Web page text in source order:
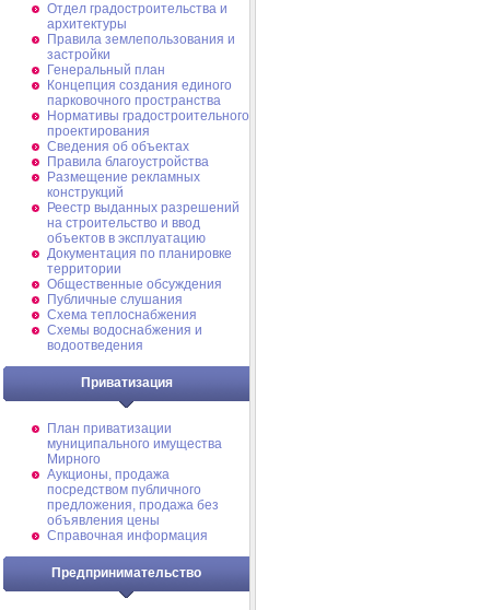
Отдел градостроительства и
архитектуры
Правила землепользования и
застройки
Генеральный план
Концепция создания единого
парковочного пространства
Нормативы градостроительного
проектирования
Сведения об объектах
Правила благоустройства
Размещение рекламных
конструкций
Реестр выданных разрешений
на строительство и ввод
объектов в эксплуатацию
Документация по планировке
территории
Общественные обсуждения
Публичные слушания
Схема теплоснабжения
Схемы водоснабжения и
водоотведения
Приватизация
План приватизации
муниципального имущества
Мирного
Аукционы, продажа
посредством публичного
предложения, продажа без
объявления цены
Справочная информация
Предпринимательство